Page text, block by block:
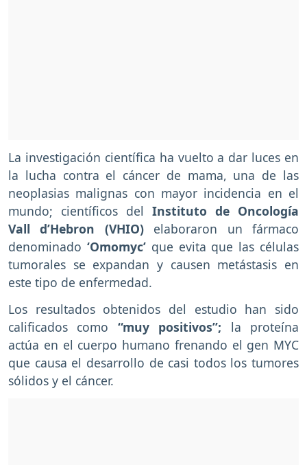
La investigación científica ha vuelto a dar luces en
la lucha contra el cáncer de mama, una de las
neoplasias malignas con mayor incidencia en el
mundo; científicos del Instituto de Oncología
Vall d’Hebron (VHIO) elaboraron un fármaco
denominado ‘Omomyc’que evita que las células
tumorales se expandan y causen metástasis en
este tipo de enfermedad.
Los resultados obtenidos del estudio han sido
calificados como “muy positivos”; la proteína
actúa en el cuerpo humano frenando el gen MYC
que causa el desarrollo de casi todos los tumores
sólidos y el cáncer.